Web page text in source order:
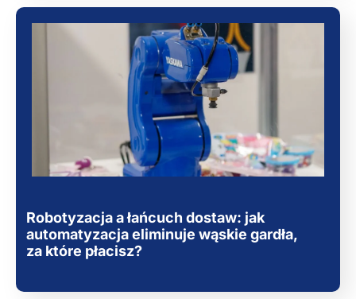
Robotyzacja a łańcuch dostaw: jak
automatyzacja eliminuje wąskie gardła,
za które płacisz?